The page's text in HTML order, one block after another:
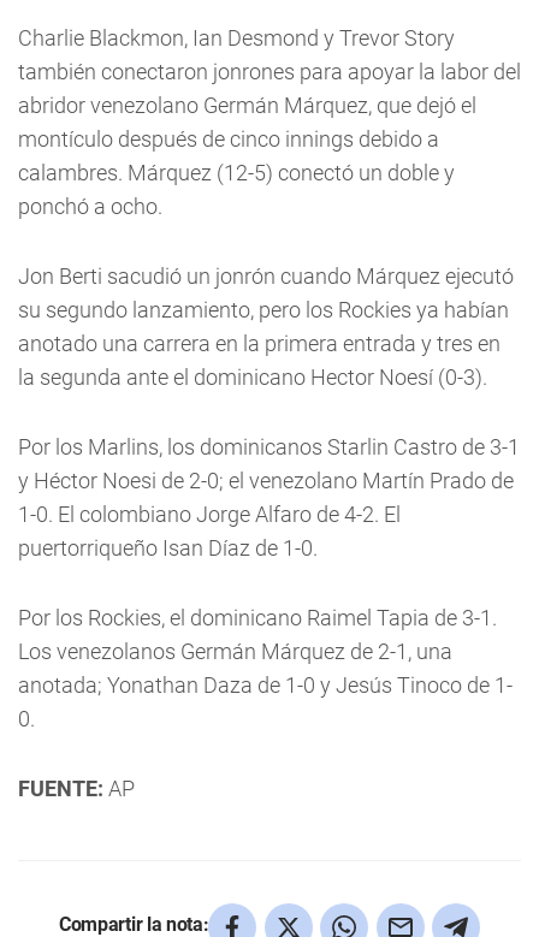
Charlie Blackmon, Ian Desmond y Trevor Story
también conectaron jonrones para apoyar la labor del
abridor venezolano Germán Márquez, que dejó el
montículo después de cinco innings debido a
calambres. Márquez (12-5) conectó un doble y
ponchó a ocho.
Jon Berti sacudió un jonrón cuando Márquez ejecutó
su segundo lanzamiento, pero los Rockies ya habían
anotado una carrera en la primera entrada y tres en
la segunda ante el dominicano Hector Noesí (0-3).
Por los Marlins, los dominicanos Starlin Castro de 3-1
y Héctor Noesi de 2-0; el venezolano Martín Prado de
1-0. El colombiano Jorge Alfaro de 4-2. El
puertorriqueño Isan Díaz de 1-0.
Por los Rockies, el dominicano Raimel Tapia de 3-1.
Los venezolanos Germán Márquez de 2-1, una
anotada; Yonathan Daza de 1-0 y Jesús Tinoco de 1-
0.
FUENTE: AP
Compartir la nota: